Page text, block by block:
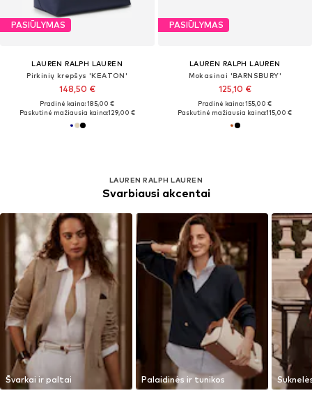
PASIŪLYMAS
LAUREN RALPH LAUREN
Pirkinių krepšys 'KEATON'
148,50 €
Pradinė kaina: 185,00 €
Paskutinė mažiausia kaina:129,00 €
PASIŪLYMAS
LAUREN RALPH LAUREN
Mokasinai 'BARNSBURY'
125,10 €
Pradinė kaina: 155,00 €
Paskutinė mažiausia kaina:115,00 €
LAUREN RALPH LAUREN
Svarbiausi akcentai
Švarkai ir paltai Palaidinės ir tunikos